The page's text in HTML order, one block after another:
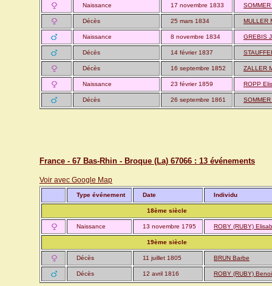
Naissance 17 novembre 1833
Décès 25 mars 1834 MULLER
Naissance 8 novembre 1834 GREBIS
Décès 14 février 1837
Décès 16 septembre 1852 ZALLER
Naissance 23 février 1859 ROPP
Décès 26 septembre 1861
France - 67 Bas-Rhin - Broque (La) 67066 : 13 événements
Voir avec Google Map
Type événement Date Individu
18ème siècle
Naissance 13 novembre 1795 ROBY (RUBY)
19ème siècle
Décès 11 juillet 1805 BRUN Barbe
Décès 12 avril 1816 ROBY (RUBY)